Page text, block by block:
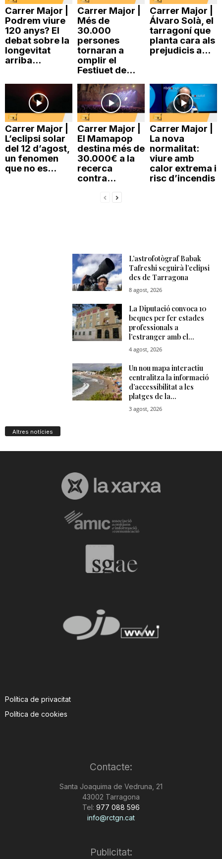
Carrer Major |
Podrem viure
120 anys? El
debat sobre la
longevitat
arriba...
Carrer Major |
Més de
30.000
persones
tornaran a
omplir el
Festiuet de...
Carrer Major |
Álvaro Solà, el
tarragoní que
planta cara als
prejudicis a...
Carrer Major |
L’eclipsi solar
del 12 d’agost,
un fenomen
que no es...
Carrer Major |
El Mamapop
destina més de
30.000€ a la
recerca
contra...
Carrer Major |
La nova
normalitat:
viure amb
calor extrema i
risc d’incendis
Altres notícies
Política de privacitat
Política de cookies
Contacte:
Santa Joaquima de Vedruna, 21
43002 Tarragona
Tel: 977 088 596
info@rctgn.cat
Publicitat: